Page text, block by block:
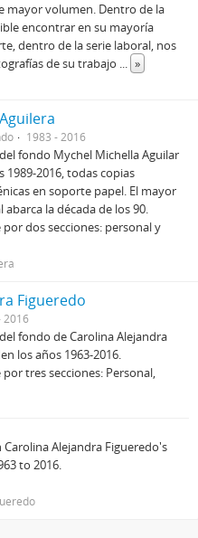
mayor volumen. Dentro de la
encontrar en su mayoría
dentro de la serie laboral, nos
de su trabajo ... »
1983 - 2016
fondo Mychel Michella Aguilar
2016, todas copias
en soporte papel. El mayor
la década de los 90.
dos secciones: personal y
Figueredo
2016
fondo de Carolina Alejandra
los años 1963-2016.
tres secciones: Personal,
Alejandra Figueredo's
to 2016.